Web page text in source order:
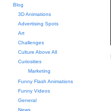
Blog
3D Animations
Advertising Spots
Art
Challenges
Culture Above All
Curiosities
Marketing
Funny Flash Animations
Funny Videos
General
News